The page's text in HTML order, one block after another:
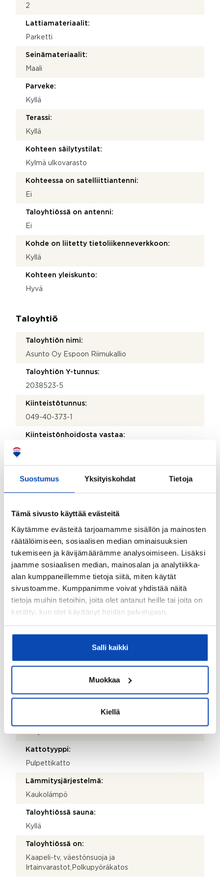
Suostumus Yksityiskohdat Tietoja
Tämä sivusto käyttää evästeitä
Käytämme evästeitä tarjoamamme sisällön ja mainosten
räätälöimiseen, sosiaalisen median ominaisuuksien
tukemiseen ja kävijämäärämme analysoimiseen. Lisäksi
jaamme sosiaalisen median, mainosalan ja analytiikka-
alan kumppaneillemme tietoja siitä, miten käytät
sivustoamme. Kumppanimme voivat yhdistää näitä
tietoja muihin tietoihin, joita olet antanut heille tai joita on
kerätty, kun olet käyttänyt heidän palvelujaan.
Salli kaikki
Muokkaa
Kiellä
2
Lattiamateriaalit:
Parketti
Seinämateriaalit:
Maali
Parveke:
Kyllä
Terassi:
Kyllä
Kohteen säilytystilat:
Kylmä ulkovarasto
Kohteessa on satelliittiantenni:
Ei
Taloyhtiössä on antenni:
Ei
Kohde on liitetty tietoliikenneverkkoon:
Kyllä
Kohteen yleiskunto:
Hyvä
Taloyhtiö
Taloyhtiön nimi:
Asunto Oy Espoon Riimukallio
Taloyhtiön Y-tunnus:
2038523-5
Kiinteistötunnus:
049-40-373-1
Kiinteistönhoidosta vastaa:
Isännöitsijätoimisto:
Braleva Kiinteistöpalvelut Oy
Tuomas Iissalo
Sähköposti:
tuomas.iissalo@braleva.fi
Puhelinnumero:
98 013 044
Katuosoite:
Heikkiläntie
Helsinki
2013
Kattotyyppi:
Pulpettikatto
Lämmitysjärjestelmä:
Kaukolämpö
Taloyhtiössä sauna:
Kyllä
Taloyhtiössä on:
Kaapeli-tv, väestönsuoja ja
Irtainvarastot,Polkupyöräkatos